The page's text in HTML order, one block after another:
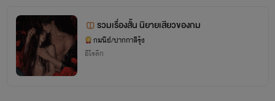
"คุณกม"
รวมเรื่องสั้น นิยายเสียวของกม
กมนีย์/ปากกาสีรุ้ง
อีโรติก